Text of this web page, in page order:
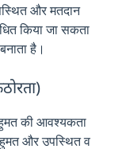
और मतदान
किया जा सकता
है।
की आवश्यकता
और उपस्थित व